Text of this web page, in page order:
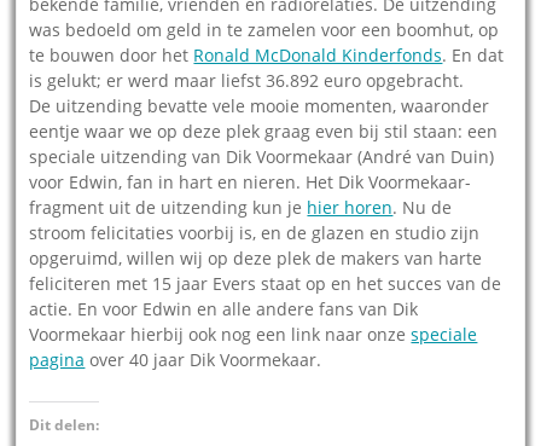
was bedoeld om geld in te zamelen voor een boomhut, op
te bouwen door het Ronald McDonald Kinderfonds. En dat
is gelukt; er werd maar liefst 36.892 euro opgebracht.
De uitzending bevatte vele mooie momenten, waaronder
eentje waar we op deze plek graag even bij stil staan: een
speciale uitzending van Dik Voormekaar (André van Duin)
voor Edwin, fan in hart en nieren. Het Dik Voormekaar-
fragment uit de uitzending kun je hier horen. Nu de
stroom felicitaties voorbij is, en de glazen en studio zijn
opgeruimd, willen wij op deze plek de makers van harte
feliciteren met 15 jaar Evers staat op en het succes van de
actie. En voor Edwin en alle andere fans van Dik
Voormekaar hierbij ook nog een link naar onzespeciale
pagina over 40 jaar Dik Voormekaar.
Dit delen: